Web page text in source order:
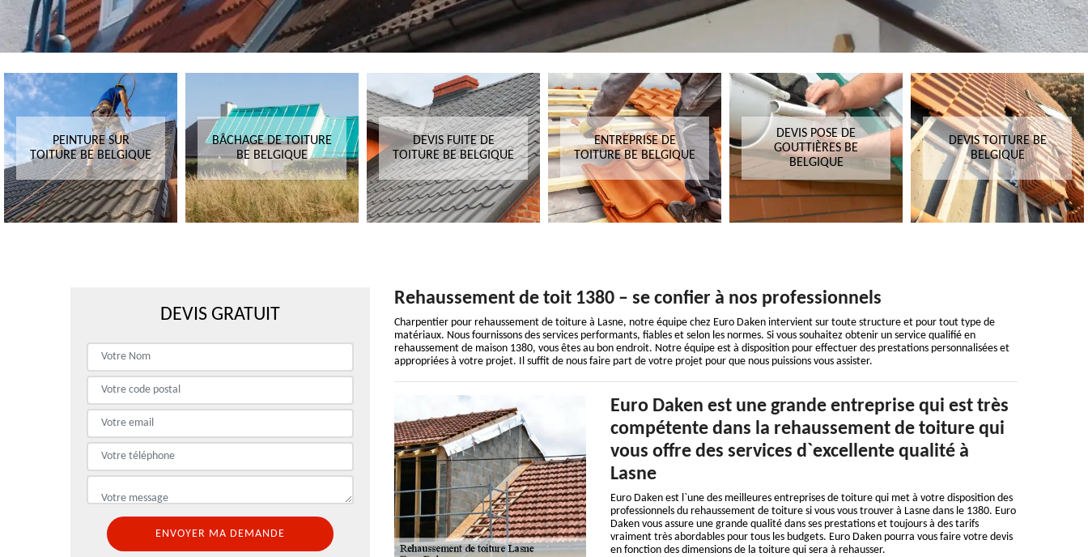
PEINTURE SUR
TOITURE BE BELGIQUE
BÂCHAGE DE TOITURE
BE BELGIQUE
DEVIS FUITE DE
TOITURE BE BELGIQUE
ENTREPRISE DE
TOITURE BE BELGIQUE
DEVIS POSE DE
GOUTTIÈRES BE
BELGIQUE
DEVIS TOITURE BE
BELGIQUE
DEVIS GRATUIT
Rehaussement de toit 1380 – se confier à nos professionnels
Charpentier pour rehaussement de toiture à Lasne, notre équipe chez Euro Daken intervient sur toute structure et pour tout type de
matériaux. Nous fournissons des services performants, fiables et selon les normes. Si vous souhaitez obtenir un service qualifié en
rehaussement de maison 1380, vous êtes au bon endroit. Notre équipe est à disposition pour effectuer des prestations personnalisées et
appropriées à votre projet. Il suffit de nous faire part de votre projet pour que nous puissions vous assister.
Euro Daken est une grande entreprise qui est très
compétente dans la rehaussement de toiture qui
vous offre des services d`excellente qualité à
Lasne
Euro Daken est l`une des meilleures entreprises de toiture qui met à votre disposition des
professionnels du rehaussement de toiture si vous vous trouver à Lasne dans le 1380. Euro
Daken vous assure une grande qualité dans ses prestations et toujours à des tarifs
vraiment très abordables pour tous les budgets. Euro Daken pourra vous faire votre devis
en fonction des dimensions de la toiture qui sera à rehausser.